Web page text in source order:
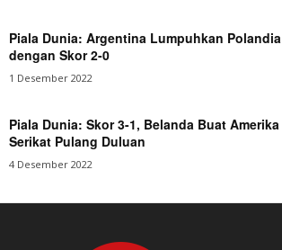
Piala Dunia: Argentina Lumpuhkan Polandia
dengan Skor 2-0
1 Desember 2022
Piala Dunia: Skor 3-1, Belanda Buat Amerika
Serikat Pulang Duluan
4 Desember 2022